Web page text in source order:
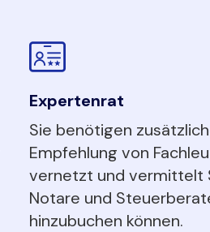
Expertenrat
Sie benötigen
Empfehlung von
vernetzt und vermittelt
Notare und
hinzubuchen können.